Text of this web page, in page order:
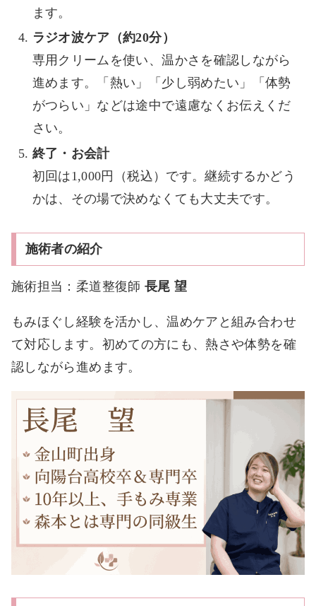
ます。
ラジオ波ケア（約20分）
専用クリームを使い、温かさを確認しながら
進めます。「熱い」「少し弱めたい」「体勢
がつらい」などは途中で遠慮なくお伝えくだ
さい。
終了・お会計
初回は1,000円（税込）です。継続するかどう
かは、その場で決めなくても大丈夫です。
施術者の紹介
施術担当：柔道整復師 長尾 望
もみほぐし経験を活かし、温めケアと組み合わせ
て対応します。初めての方にも、熱さや体勢を確
認しながら進めます。